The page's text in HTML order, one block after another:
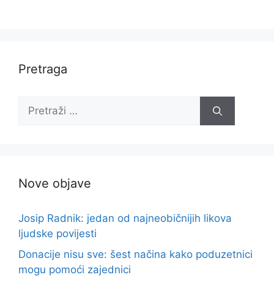
Pretraga
Pretraži:
Nove objave
Josip Radnik: jedan od najneobičnijih likova
ljudske povijesti
Donacije nisu sve: šest načina kako poduzetnici
mogu pomoći zajednici